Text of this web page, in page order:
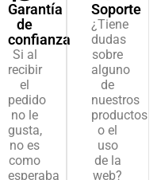
Garantía
de
confianza
Si al
recibir
el
pedido
no le
gusta,
no es
como
esperaba
Soporte
¿Tiene
dudas
sobre
alguno
de
nuestros
productos
o el
uso
de la
web?